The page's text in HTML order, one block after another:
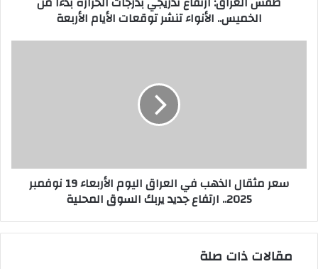
الخميس.. الأنواء تنشر توقعات الأيام الأربعة
نوفمبر
2025..
المحلية
سعر مثقال الذهب في العراق اليوم الأربعاء 19 نوفمبر
2025.. ارتفاع جديد يربك السوق المحلية
مقالات ذات صلة